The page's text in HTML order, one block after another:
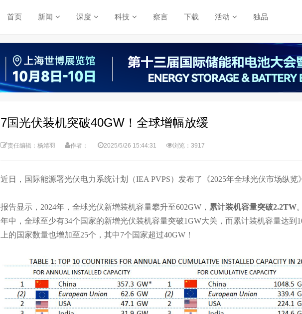
首页 新闻 深度 科技 察言 下载 活动 独品
7国光伏装机突破40GW！全球增幅放缓
责任编辑：杨靖羽 作者： 2025/5/26 15:44:31 浏览：3917
近日，国际能源署光伏电力系统计划（IEA PVPS）发布了《2025年全球光伏市场纵览
报告显示，2024年，全球光伏新增装机容量攀升至602GW， 累计装机容量突破2.2TW
年中，全球至少有34个国家的新增光伏装机容量突破1GW大关，而累计装机容量达到
上的国家数量也增加至25个，其中7个国家超过40GW！